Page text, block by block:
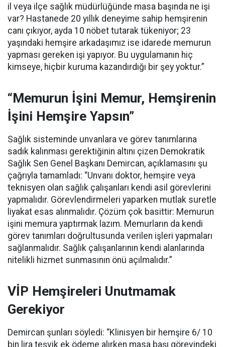
il veya ilçe sağlık müdürlüğünde masa başında ne işi
var? Hastanede 20 yıllık deneyime sahip hemşirenin
canı çıkıyor, ayda 10 nöbet tutarak tükeniyor; 23
yaşındaki hemşire arkadaşımız ise idarede memurun
yapması gereken işi yapıyor. Bu uygulamanın hiç
kimseye, hiçbir kuruma kazandırdığı bir şey yoktur.”
“Memurun İşini Memur, Hemşirenin
İşini Hemşire Yapsın”
Sağlık sisteminde unvanlara ve görev tanımlarına
sadık kalınması gerektiğinin altını çizen Demokratik
Sağlık Sen Genel Başkanı Demircan, açıklamasını şu
çağrıyla tamamladı: “Unvanı doktor, hemşire veya
teknisyen olan sağlık çalışanları kendi asil görevlerini
yapmalıdır. Görevlendirmeleri yaparken mutlak suretle
liyakat esas alınmalıdır. Çözüm çok basittir: Memurun
işini memura yaptırmak lazım. Memurların da kendi
görev tanımları doğrultusunda verilen işleri yapmaları
sağlanmalıdır. Sağlık çalışanlarının kendi alanlarında
nitelikli hizmet sunmasının önü açılmalıdır.”
VİP Hemşireleri Unutmamak
Gerekiyor
Demircan şunları söyledi: “Klinisyen bir hemşire 6/ 10
bin lira teşvik ek ödeme alırken masa başı görevindeki